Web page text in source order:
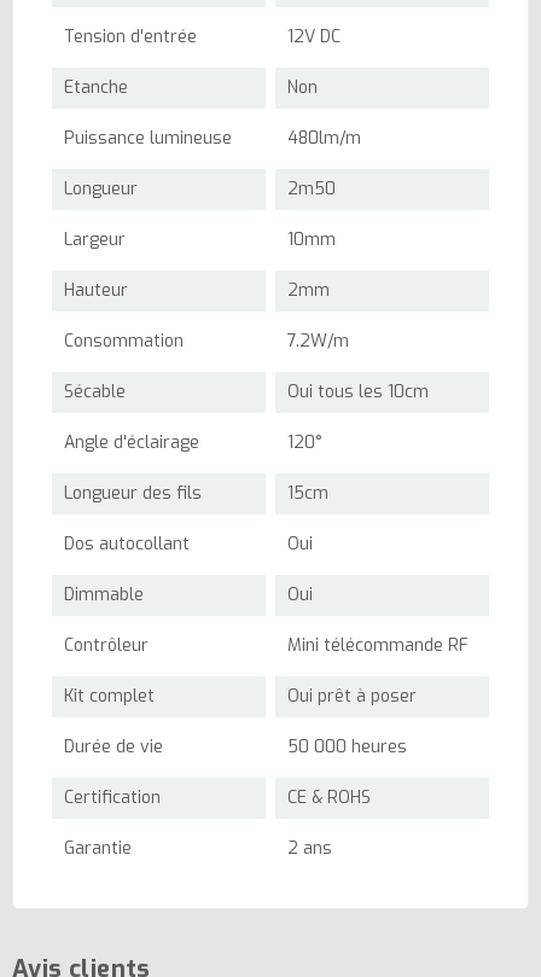
Tension d'entrée 12V DC
Etanche Non
Puissance lumineuse 480lm/m
Longueur 2m50
Largeur 10mm
Hauteur 2mm
Consommation 7.2W/m
Sécable Oui tous les 10cm
Angle d'éclairage 120°
Longueur des fils 15cm
Dos autocollant Oui
Dimmable Oui
Contrôleur Mini télécommande RF
Kit complet Oui prêt à poser
Durée de vie 50 000 heures
Certification CE & ROHS
Garantie 2 ans
Avis clients